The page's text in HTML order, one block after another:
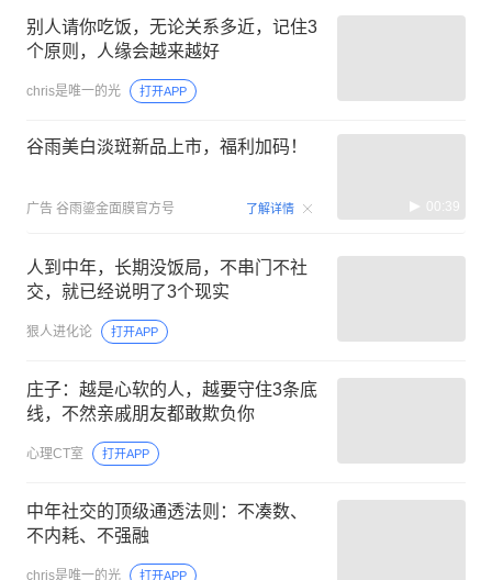
别人请你吃饭，无论关系多近，记住3
个原则，人缘会越来越好
chris是唯一的光 打开APP
谷雨美白淡斑新品上市，福利加码！
广告 谷雨鎏金面膜官方号 了解详情 00:39
人到中年，长期没饭局，不串门不社
交，就已经说明了3个现实
狠人进化论 打开APP
庄子：越是心软的人，越要守住3条底
线，不然亲戚朋友都敢欺负你
心理CT室 打开APP
中年社交的顶级通透法则：不凑数、
不内耗、不强融
chris是唯一的光 打开APP